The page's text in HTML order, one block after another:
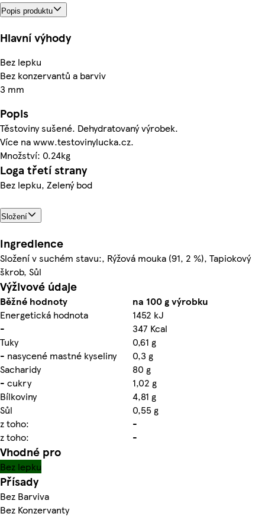
Popis produktu
Hlavní výhody
Bez lepku
Bez konzervantů a barviv
3 mm
Popis
Těstoviny sušené. Dehydratovaný výrobek.
Více na www.testovinylucka.cz.
Množství: 0.24kg
Loga třetí strany
Bez lepku, Zelený bod
Složení
Ingredience
Složení v suchém stavu:, Rýžová mouka (91, 2 %), Tapiokový
škrob, Sůl
Výživové údaje
Běžné hodnoty
na 100 g výrobku
Energetická hodnota
1452 kJ
-
347 Kcal
Tuky
0,61 g
- nasycené mastné kyseliny
0,3 g
Sacharidy
80 g
- cukry
1,02 g
Bílkoviny
4,81 g
Sůl
0,55 g
z toho:
-
z toho:
-
Vhodné pro
Bez lepku
Přísady
Bez Barviva
Bez Konzervanty